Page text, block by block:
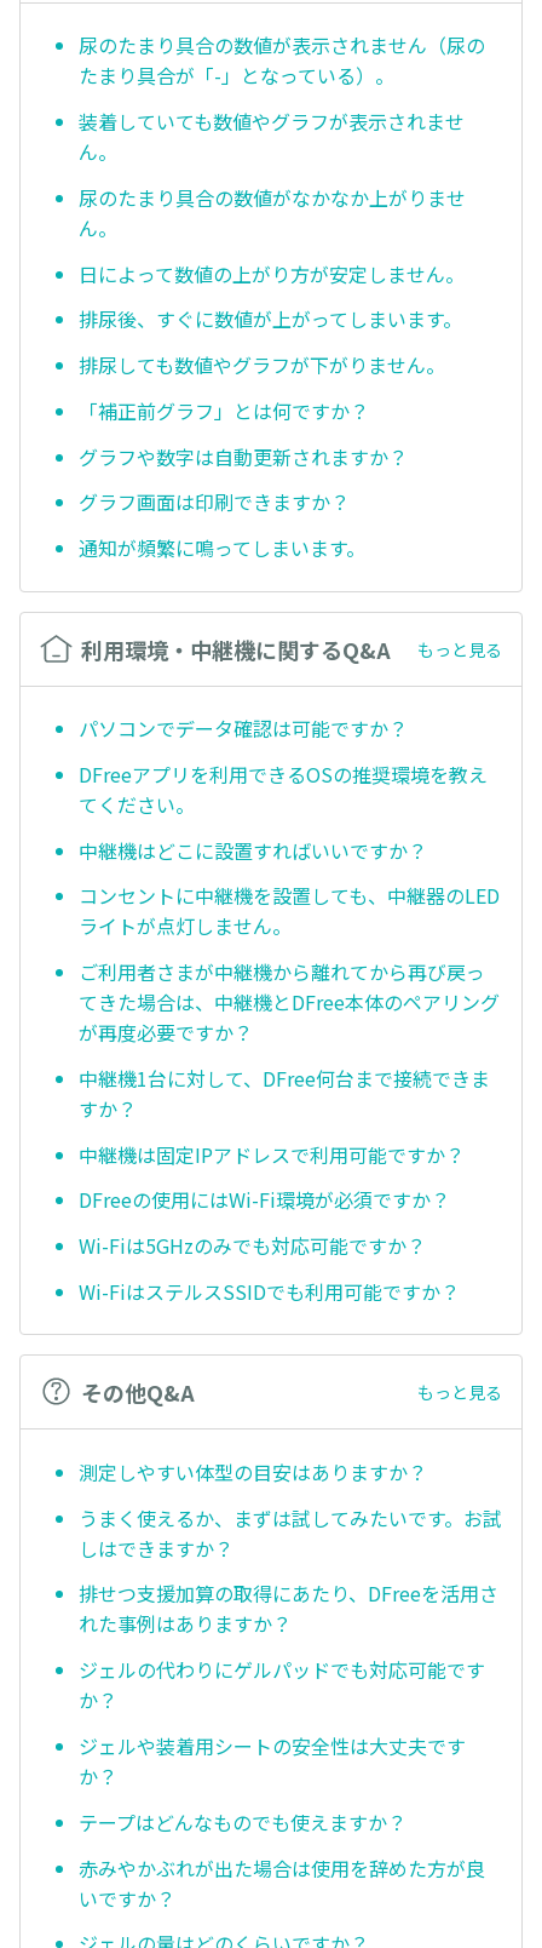
尿のたまり具合の数値が表示されません（尿の
たまり具合が「-」となっている）。
装着していても数値やグラフが表示されませ
ん。
尿のたまり具合の数値がなかなか上がりませ
ん。
日によって数値の上がり方が安定しません。
排尿後、すぐに数値が上がってしまいます。
排尿しても数値やグラフが下がりません。
「補正前グラフ」とは何ですか？
グラフや数字は自動更新されますか？
グラフ画面は印刷できますか？
通知が頻繁に鳴ってしまいます。
利用環境・中継機に関するQ&A もっと見る
パソコンでデータ確認は可能ですか？
DFreeアプリを利用できるOSの推奨環境を教え
てください。
中継機はどこに設置すればいいですか？
コンセントに中継機を設置しても、中継器のLED
ライトが点灯しません。
ご利用者さまが中継機から離れてから再び戻っ
てきた場合は、中継機とDFree本体のペアリング
が再度必要ですか？
中継機1台に対して、DFree何台まで接続できま
すか？
中継機は固定IPアドレスで利用可能ですか？
DFreeの使用にはWi-Fi環境が必須ですか？
Wi-Fiは5GHzのみでも対応可能ですか？
Wi-FiはステルスSSIDでも利用可能ですか？
その他Q&A もっと見る
測定しやすい体型の目安はありますか？
うまく使えるか、まずは試してみたいです。お試
しはできますか？
排せつ支援加算の取得にあたり、DFreeを活用さ
れた事例はありますか？
ジェルの代わりにゲルパッドでも対応可能です
か？
ジェルや装着用シートの安全性は大丈夫です
か？
テープはどんなものでも使えますか？
赤みやかぶれが出た場合は使用を辞めた方が良
いですか？